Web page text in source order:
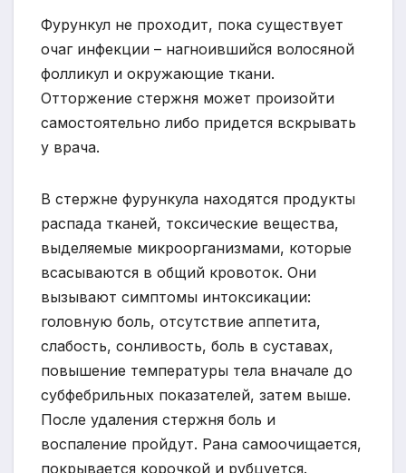
Фурункул не проходит, пока существует
очаг инфекции – нагноившийся волосяной
фолликул и окружающие ткани.
Отторжение стержня может произойти
самостоятельно либо придется вскрывать
у врача.
В стержне фурункула находятся продукты
распада тканей, токсические вещества,
выделяемые микроорганизмами, которые
всасываются в общий кровоток. Они
вызывают симптомы интоксикации:
головную боль, отсутствие аппетита,
слабость, сонливость, боль в суставах,
повышение температуры тела вначале до
субфебрильных показателей, затем выше.
После удаления стержня боль и
воспаление пройдут. Рана самоочищается,
покрывается корочкой и рубцуется.